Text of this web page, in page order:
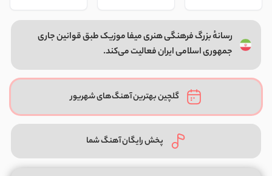
رسانهٔ بزرگ فرهنگی هنری میفا موزیک طبق قوانین جاری
جمهوری اسلامی ایران فعالیت می‌کند.
گلچین بهترین آهنگ‌های شهریور
پخش رایگان آهنگ شما